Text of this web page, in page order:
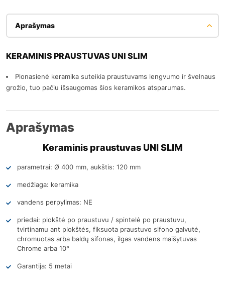
Aprašymas
KERAMINIS PRAUSTUVAS UNI SLIM
Plonasienė keramika suteikia praustuvams lengvumo ir švelnaus
grožio, tuo pačiu išsaugomas šios keramikos atsparumas.
Aprašymas
Keraminis praustuvas UNI SLIM
parametrai: Ø 400 mm, aukštis: 120 mm
medžiaga: keramika
vandens perpylimas: NE
priedai: plokštė po praustuvu / spintelė po praustuvu,
tvirtinamu ant plokštės, fiksuota praustuvo sifono galvutė,
chromuotas arba baldų sifonas, ilgas vandens maišytuvas
Chrome arba 10°
Garantija: 5 metai